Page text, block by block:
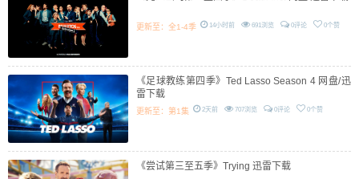
14小时前 691浏览 0评论 0个赞
更新至：全1-4季
《足球教练第四季》Ted Lasso Season 4 网盘/迅
雷下载
2天前 707浏览 0评论 0个赞
更新至：第1集
《尝试第三至五季》Trying 迅雷下载